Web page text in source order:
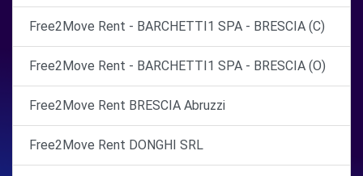
Free2Move Rent - BARCHETTI1 SPA - BRESCIA (C)
Free2Move Rent - BARCHETTI1 SPA - BRESCIA (O)
Free2Move Rent BRESCIA Abruzzi
Free2Move Rent DONGHI SRL